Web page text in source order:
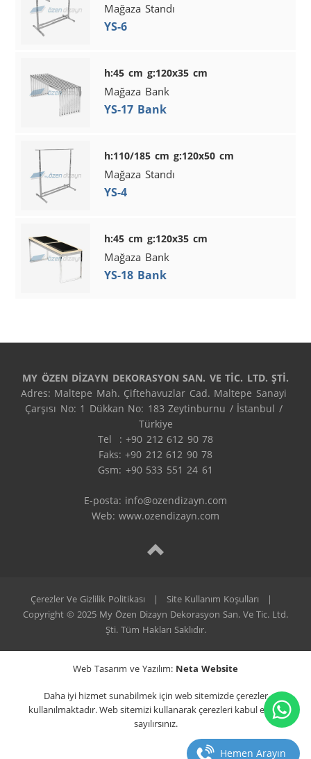
Mağaza Standı
YS-6
h:45 cm g:120x35 cm
Mağaza Bank
YS-17 Bank
h:110/185 cm g:120x50 cm
Mağaza Standı
YS-4
h:45 cm g:120x35 cm
Mağaza Bank
YS-18 Bank
MY ÖZEN DİZAYN DEKORASYON SAN. VE TİC. LTD. ŞTİ.
Adres: Maltepe Mah. Çiftehavuzlar Cad. Maltepe Sanayi
Çarşısı No: 1 Dükkan No: 183 Zeytinburnu / İstanbul /
Türkiye
Tel  : +90 212 612 90 78
Faks: +90 212 612 90 78
Gsm: +90 533 551 24 61
E-posta: info@ozendizayn.com
Web: www.ozendizayn.com
Çerezler Ve Gizlilik Politikası | Site Kullanım Koşulları
|
Copyright © 2025 My Özen Dizayn Dekorasyon San. Ve Tic. Ltd.
Şti. Tüm Hakları Saklıdır.
Web Tasarım ve Yazılım: Neta Website
Daha iyi hizmet sunabilmek için web sitemizde çerezler
kullanılmaktadır. Web sitemizi kullanarak çerezleri kabul etmiş
sayılırsınız.
Hemen Arayın